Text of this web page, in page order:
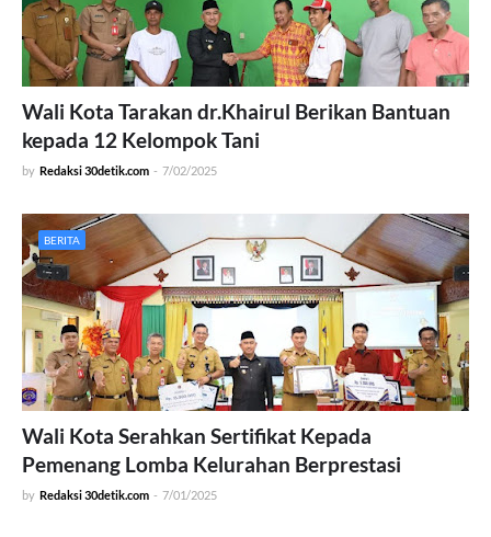
Wali Kota Tarakan dr.Khairul Berikan Bantuan
kepada 12 Kelompok Tani
by Redaksi 30detik.com - 7/02/2025
BERITA
Wali Kota Serahkan Sertifikat Kepada
Pemenang Lomba Kelurahan Berprestasi
by Redaksi 30detik.com - 7/01/2025